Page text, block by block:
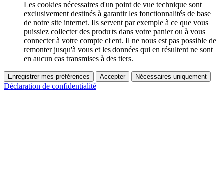
Les cookies nécessaires d'un point de vue technique sont
exclusivement destinés à garantir les fonctionnalités de base
de notre site internet. Ils servent par exemple à ce que vous
puissiez collecter des produits dans votre panier ou à vous
connecter à votre compte client. Il ne nous est pas possible de
remonter jusqu'à vous et les données qui en résultent ne sont
en aucun cas transmises à des tiers.
Enregistrer mes préférences Accepter Nécessaires uniquement
Déclaration de confidentialité